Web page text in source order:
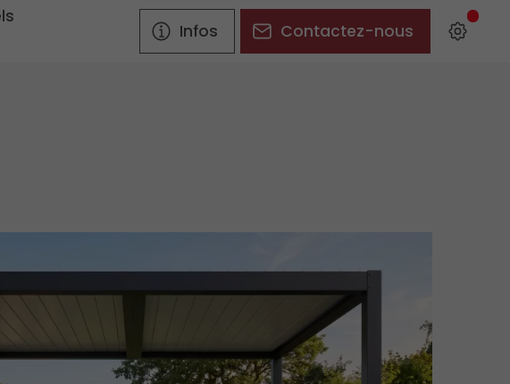
Infos Contactez-nous